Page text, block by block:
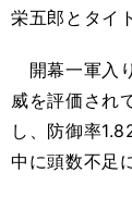
栄五郎とタイ
開幕一軍入
威を評価され
し、防御率
中に頭数不足